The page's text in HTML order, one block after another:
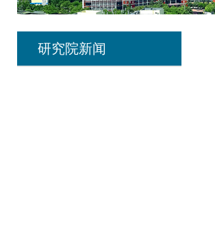
研究院新闻